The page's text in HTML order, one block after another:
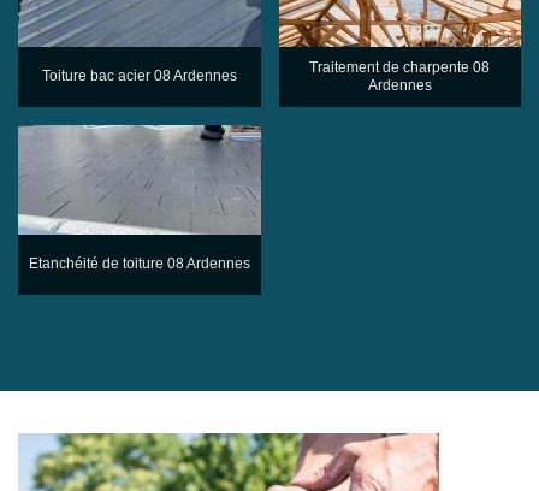
Toiture bac acier 08 Ardennes
Traitement de charpente 08
Ardennes
Etanchéité de toiture 08 Ardennes